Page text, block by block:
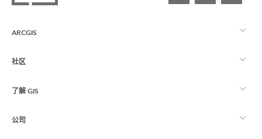
ARCGIS
ArcGIS 概览
制图
社区
Esri 社区
ArcGIS 博客
了解 GIS
什么是 GIS？
公司